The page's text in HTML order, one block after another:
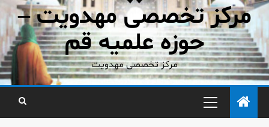
مرکز تخصصی مهدویت –
حوزه علمیه قم
مرکز تخصصی مهدویت